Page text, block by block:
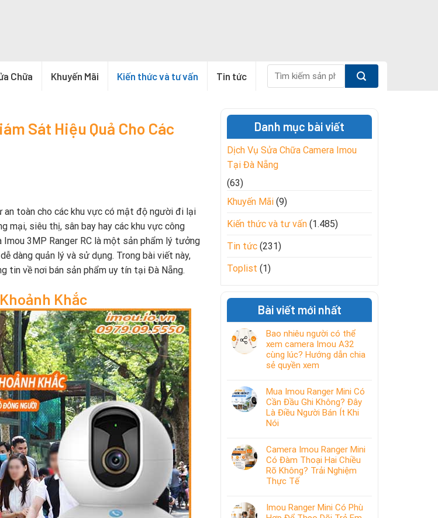
Chữa Khuyến Mãi Kiến thức và tư vấn Tin tức
kiếm:
Sát Hiệu Quả Cho Các
an toàn cho các khu vực có mật độ người đi lại
mại, siêu thị, sân bay hay các khu vực công
3MP Ranger RC là một sản phẩm lý tưởng
dàng quản lý và sử dụng. Trong bài viết này,
tin về nơi bán sản phẩm uy tín tại Đà Nẵng.
Khắc
Danh mục bài viết
Dịch Vụ Sửa Chữa Camera Imou
Tại Đà Nẵng
(63)
Khuyến Mãi (9)
Kiến thức và tư vấn (1.485)
Tin tức (231)
Toplist (1)
Bài viết mới nhất
Bao nhiêu người có thể
xem camera Imou A32
cùng lúc? Hướng dẫn chia
sẻ quyền xem
Mua Imou Ranger Mini Có
Cần Đầu Ghi Không? Đây
Là Điều Người Bán Ít Khi
Nói
Camera Imou Ranger Mini
Có Đàm Thoại Hai Chiều
Rõ Không? Trải Nghiệm
Thực Tế
Imou Ranger Mini Có Phù